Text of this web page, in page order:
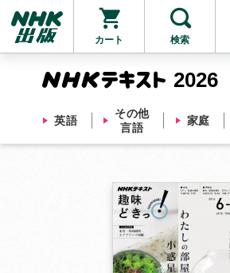
カート 検索
2026
英語
その他
言語
家庭
他にも商品を買う